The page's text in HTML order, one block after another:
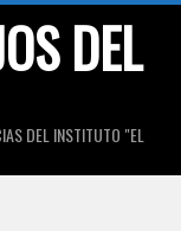
DEL
DEL INSTITUTO "EL